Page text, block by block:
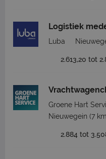
Logistiek
Luba
2.613,20 tot
Groene Hart
Nieuwegein (7
2.884 tot